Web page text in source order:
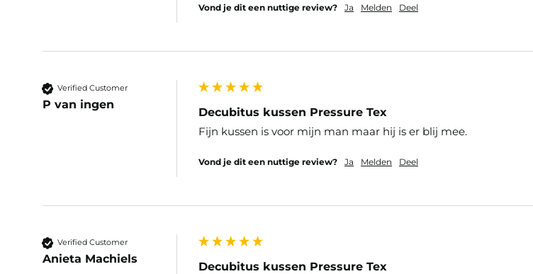
Vond je dit een nuttige review? Ja Melden Deel
Verified Customer
P van ingen
Decubitus kussen Pressure Tex
Fijn kussen is voor mijn man maar hij is er blij mee.
Vond je dit een nuttige review? Ja Melden Deel
Verified Customer
Anieta Machiels
Decubitus kussen Pressure Tex